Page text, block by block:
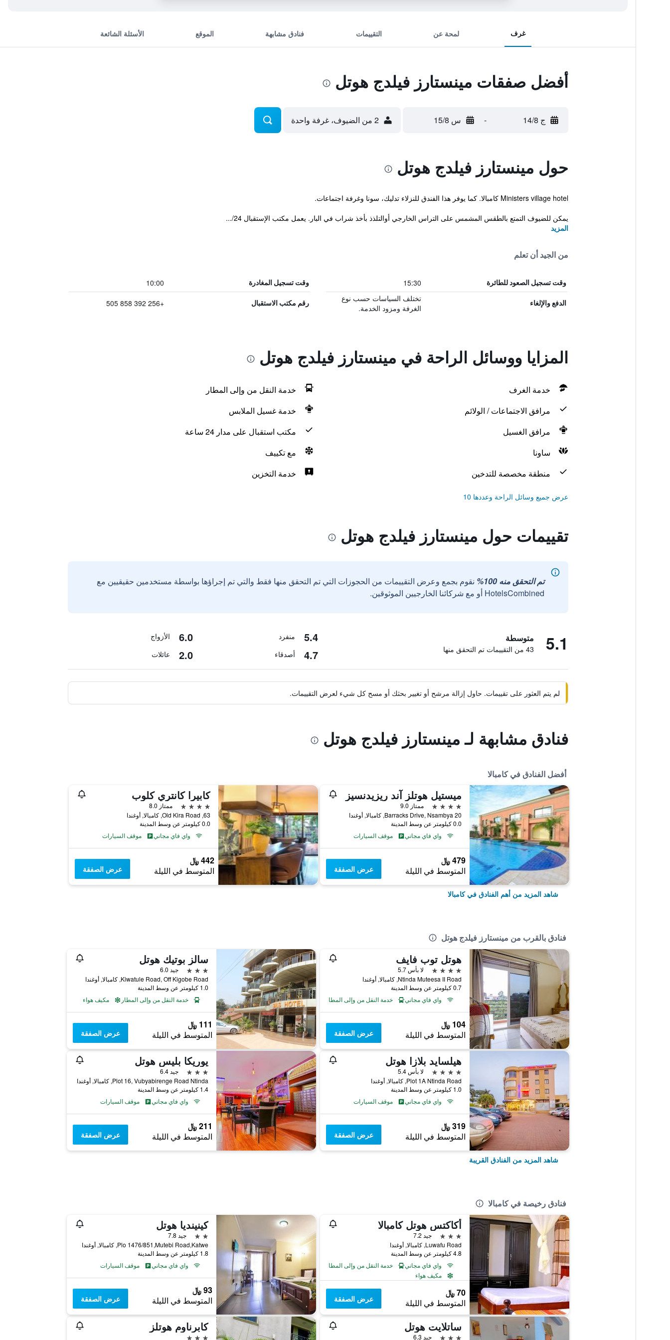
غرف لمحة عن التقييمات فنادق مشابهة الموقع الأسئلة الشائعة
أفضل صفقات مينستارز فيلدج هوتل
ج 14/8 - س 15/8 2 من الضيوف، غرفة واحدة
حول مينستارز فيلدج هوتل
Ministers village hotel كامبالا. كما يوفر هذا الفندق للنزلاء تدليك، سونا وغرفة اجتماعات.
يمكن للضيوف التمتع بالطقس المشمس على التراس الخارجي أوالتلذذ بأخذ شراب في البار. يعمل مكتب الإستقبال 24/...
المزيد
من الجيد أن تعلم
وقت تسجيل الصعود للطائرة 15:30 وقت تسجيل المغادرة 10:00
الدفع والإلغاء
تختلف السياسات حسب نوع
الغرفة ومزود الخدمة.
رقم مكتب الاستقبال +256 392 858 505
المزايا ووسائل الراحة في مينستارز فيلدج هوتل
خدمة الغرف
خدمة النقل من وإلى المطار
مرافق الاجتماعات / الولائم
خدمة غسيل الملابس
مرافق الغسيل
مكتب استقبال على مدار 24 ساعة
ساونا
مع تكييف
منطقة مخصصة للتدخين
خدمة التخزين
عرض جميع وسائل الراحة وعددها 10
تقييمات حول مينستارز فيلدج هوتل
تم التحقق منه 100%
نقوم بجمع وعرض التقييمات من الحجوزات التي تم التحقق منها فقط والتي تم إجراؤها بواسطة مستخدمين حقيقيين مع
HotelsCombined أو مع شركائنا الخارجيين الموثوقين.
5.1 متوسطة
43 من التقييمات تم التحقق منها
5.4 منفرد 6.0 الأزواج
4.7 أصدقاء 2.0 عائلات
لم يتم العثور على تقييمات. حاول إزالة مرشح أو تغيير بحثك أو مسح كل شيء لعرض التقييمات.
فنادق مشابهة لـ مينستارز فيلدج هوتل
أفضل الفنادق في كامبالا
ميستيل هوتلز آند ريزيدنسيز
4 نجوم
ممتاز 9.0
20 Barracks Drive, Nsambya, كامبالا, أوغندا
0.0 كيلومتر عن وسط المدينة
واي فاي مجاني
موقف السيارات
479 ﷼
المتوسط في الليلة عرض الصفقة
كابيرا كانتري كلوب
4 نجوم
ممتاز 8.0
63, Old Kira Road, كامبالا, أوغندا
0.0 كيلومتر عن وسط المدينة
واي فاي مجاني
موقف السيارات
442 ﷼
المتوسط في الليلة عرض الصفقة
شاهد المزيد من أهم الفنادق في كامبالا
فنادق بالقرب من مينستارز فيلدج هوتل
هوتل توب فايف
4 نجوم
لا بأس 5.7
Ntinda Muteesa II Road, كامبالا, أوغندا
0.7 كيلومتر عن وسط المدينة
واي فاي مجاني
خدمة النقل من وإلى المطار
104 ﷼
المتوسط في الليلة عرض الصفقة
سالز بوتيك هوتل
3 نجوم
جيد 6.0
Kiwatule Road, Off Kigobe Road, كامبالا, أوغندا
1.0 كيلومتر عن وسط المدينة
خدمة النقل من وإلى المطار
مكيف هواء
111 ﷼
المتوسط في الليلة عرض الصفقة
هيلسايد بلازا هوتل
4 نجوم
لا بأس 5.4
Plot 1A Ntinda Road, كامبالا, أوغندا
1.0 كيلومتر عن وسط المدينة
واي فاي مجاني
موقف السيارات
319 ﷼
المتوسط في الليلة عرض الصفقة
يوريكا بليس هوتل
3 نجوم
جيد 6.4
Plot 16, Vubyabirenge Road Ntinda, كامبالا, أوغندا
1.4 كيلومتر عن وسط المدينة
واي فاي مجاني
موقف السيارات
211 ﷼
المتوسط في الليلة عرض الصفقة
شاهد المزيد من الفنادق القريبة
فنادق رخيصة في كامبالا
أكاكتس هوتل كامبالا
3 نجوم
جيد 7.2
Luwafu Road, كامبالا, أوغندا
4.8 كيلومتر عن وسط المدينة
واي فاي مجاني
خدمة النقل من وإلى المطار
مكيف هواء
70 ﷼
المتوسط في الليلة عرض الصفقة
كينينديا هوتل
2 نجمتين
جيد 7.8
Plo 1476/851,Mutebi Road,Katwe, كامبالا, أوغندا
1.8 كيلومتر عن وسط المدينة
واي فاي مجاني
موقف السيارات
93 ﷼
المتوسط في الليلة عرض الصفقة
ساتلايت هوتل
3 نجوم جيد 6.3
كابرناوم هوتلز
3 نجوم